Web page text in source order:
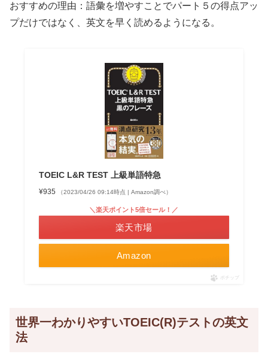
おすすめの理由：語彙を増やすことでパート５の得点アッ
プだけではなく、英文を早く読めるようになる。
TOEIC L&R TEST 上級単語特急
¥935 （2023/04/26 09:14時点 | Amazon調べ）
Amazon
＼楽天ポイント5倍セール！／
楽天市場
ポチップ
世界一わかりやすいTOEIC(R)テストの英文
法